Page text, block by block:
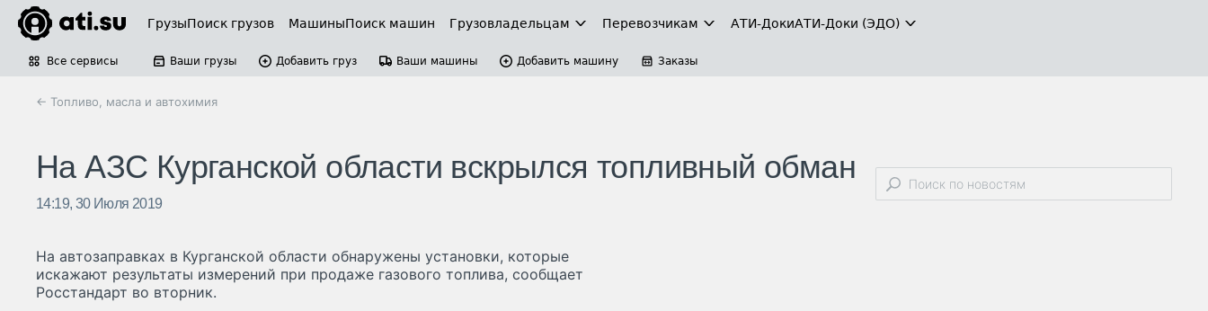
ГрузыПоиск грузов МашиныПоиск машин Грузовладельцам Перевозчикам АТИ-ДокиАТИ-Доки (ЭДО)
Все сервисы Ваши грузы Добавить груз Ваши машины Добавить машину Заказы
← Топливо, масла и автохимия
На АЗС Курганской области вскрылся топливный обман
14:19, 30 Июля 2019
На автозаправках в Курганской области обнаружены установки, которые
искажают результаты измерений при продаже газового топлива, сообщает
Росстандарт во вторник.